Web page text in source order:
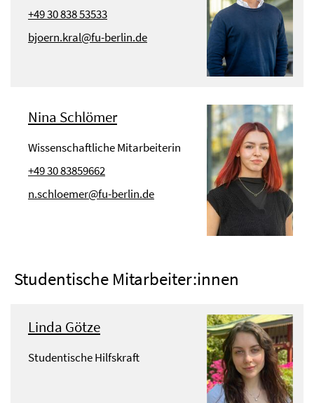
+49 30 838 53533
bjoern.kral@fu-berlin.de
Nina Schlömer
Wissenschaftliche Mitarbeiterin
+49 30 83859662
n.schloemer@fu-berlin.de
Studentische Mitarbeiter:innen
Linda Götze
Studentische Hilfskraft